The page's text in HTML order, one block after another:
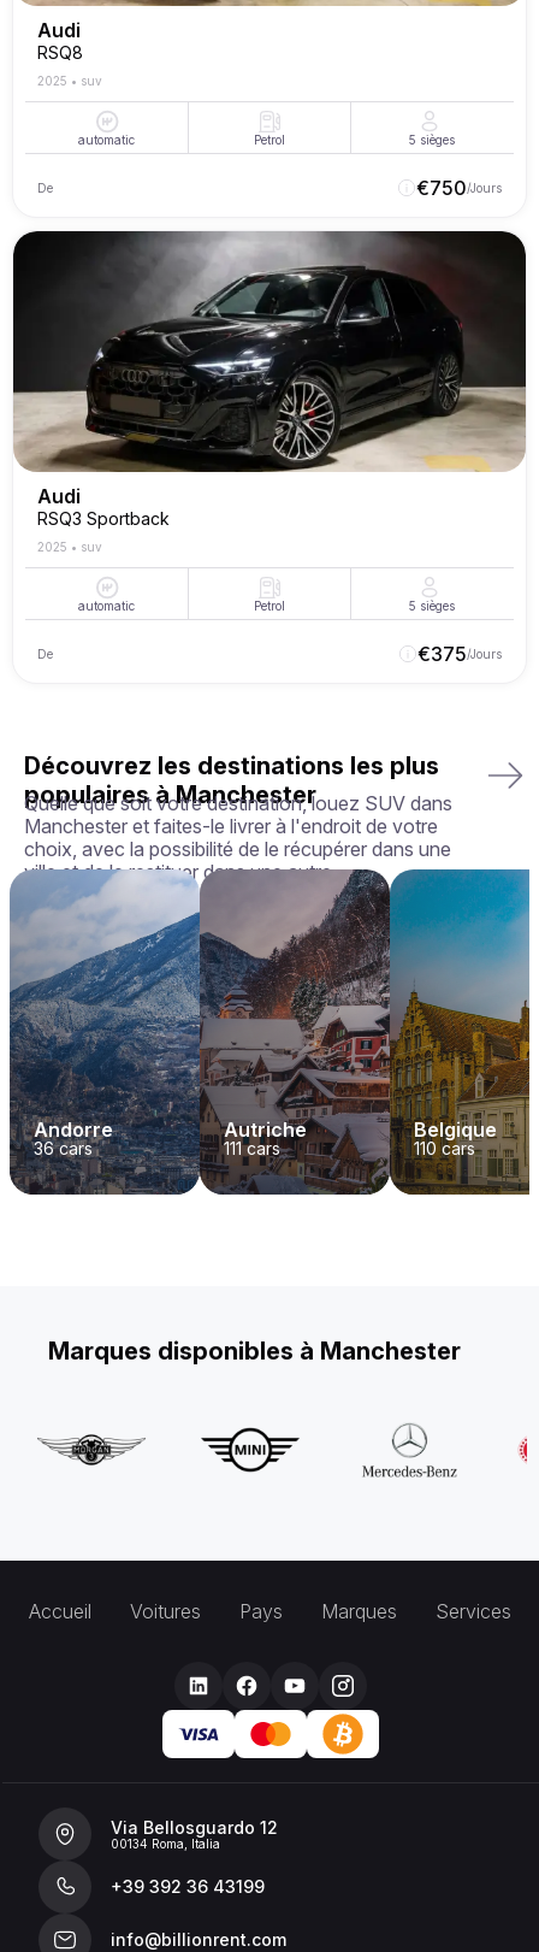
Audi
RSQ8
2025 • suv
automatic Petrol 5 sièges
De €750/Jours
Audi
RSQ3 Sportback
2025 • suv
automatic Petrol 5 sièges
De €375/Jours
Découvrez les destinations les plus
populaires à Manchester
Quelle que soit votre destination, louez SUV dans
Manchester et faites-le livrer à l'endroit de votre
choix, avec la possibilité de le récupérer dans une
ville et de le restituer dans une autre.
Andorre
36cars
Autriche
111cars
Belgique
110 cars
Marques disponibles à Manchester
Accueil Voitures Pays Marques Services
Via Bellosguardo 12
00134 Roma, Italia
+39 392 36 43199
info@billionrent.com